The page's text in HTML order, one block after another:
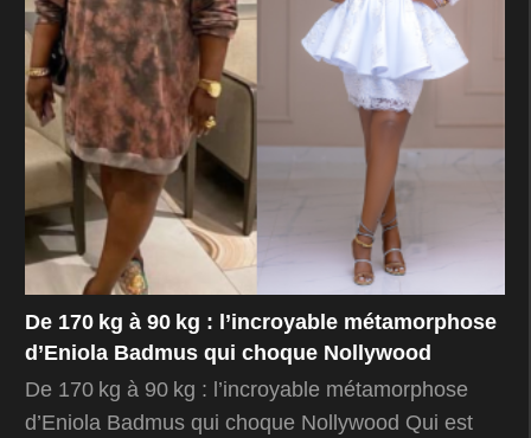
De 170 kg à 90 kg : l’incroyable métamorphose
d’Eniola Badmus qui choque Nollywood
De 170 kg à 90 kg : l’incroyable métamorphose
d’Eniola Badmus qui choque Nollywood Qui est